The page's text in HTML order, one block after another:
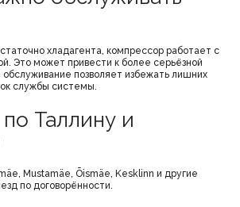
хладагента, компрессор работает с
Это может привести к более серьёзной
позволяет избежать лишних
службы системы.
Таллину и
Mustamäe, Õismäe, Kesklinn и другие
по договорённости.